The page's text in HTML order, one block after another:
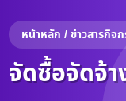
หน้าหลัก / ข่าวสารกิจ
จัดซื้อจัดจ้า